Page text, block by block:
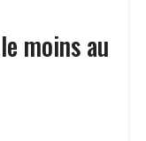
moins au